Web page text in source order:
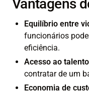
Vantagens
Equilíbrio entre
funcionários
eficiência.
Acesso ao
contratar de um
Economia de